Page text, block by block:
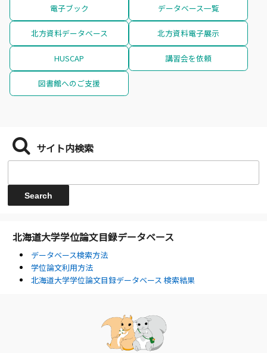
電子ブック データベース一覧
北方資料データベース 北方資料電子展示
HUSCAP 講習会を依頼
図書館へのご支援
サイト内検索
北海道大学学位論文目録データベース
データベース検索方法
学位論文利用方法
北海道大学学位論文目録データベース 検索結果